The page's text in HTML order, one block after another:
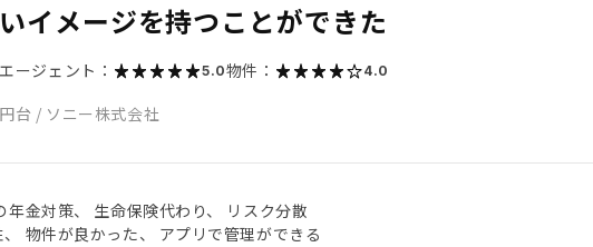
イメージを持つことができた
エージェント： 5.0物件： 4.0
台 / ソニー株式会社
年金対策、 生命保険代わり、 リスク分散
物件が良かった、 アプリで管理ができる